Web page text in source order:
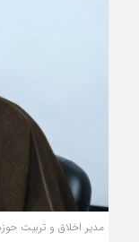
مدیر اخلاق و تربیت